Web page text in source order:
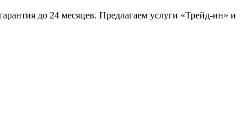
до 24 месяцев. Предлагаем услуги «Трейд-ин» и